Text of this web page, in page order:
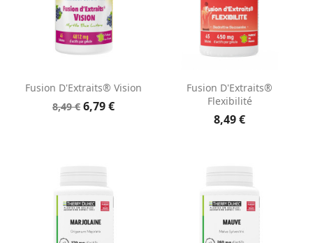
Fusion D'Extraits® Vision
8,49 € 6,79 €
Fusion D'Extraits®
Flexibilité
8,49 €